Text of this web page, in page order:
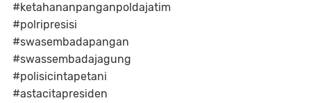
#ketahananpanganpoldajatim
#polripresisi
#swasembadapangan
#swassembadajagung
#polisicintapetani
#astacitapresiden